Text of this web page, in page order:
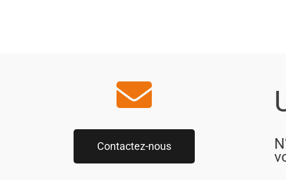
Contactez-nous